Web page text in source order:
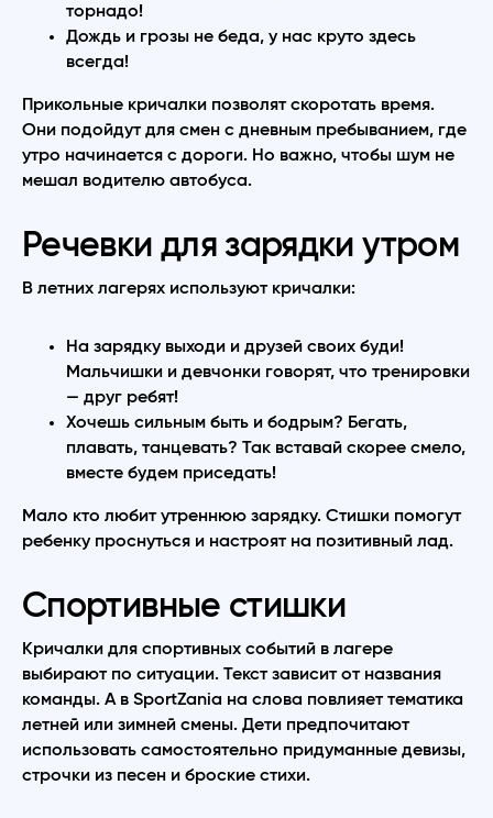
торнадо!
Дождь и грозы не беда, у нас круто здесь
всегда!
Прикольные кричалки позволят скоротать время.
Они подойдут для смен с дневным пребыванием, где
утро начинается с дороги. Но важно, чтобы шум не
мешал водителю автобуса.
Речевки для зарядки утром
В летних лагерях используют кричалки:
На зарядку выходи и друзей своих буди!
Мальчишки и девчонки говорят, что тренировки
— друг ребят!
Хочешь сильным быть и бодрым? Бегать,
плавать, танцевать? Так вставай скорее смело,
вместе будем приседать!
Мало кто любит утреннюю зарядку. Стишки помогут
ребенку проснуться и настроят на позитивный лад.
Спортивные стишки
Кричалки для спортивных событий в лагере
выбирают по ситуации. Текст зависит от названия
команды. А в SportZania на слова повлияет тематика
летней или зимней смены. Дети предпочитают
использовать самостоятельно придуманные девизы,
строчки из песен и броские стихи.